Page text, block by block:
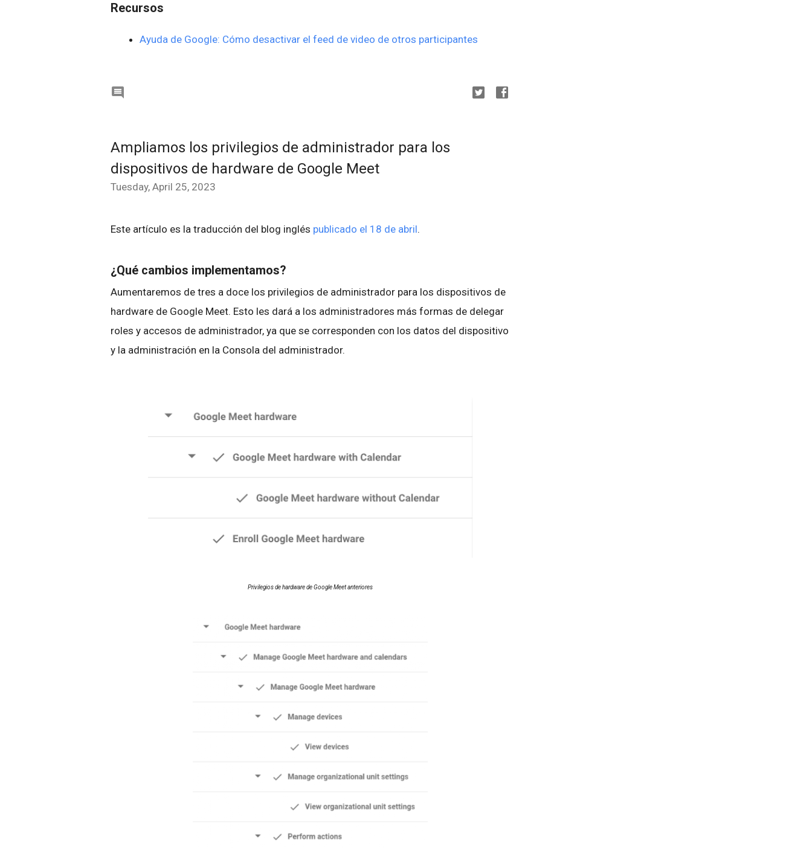
Recursos
Ayuda de Google: Cómo desactivar el feed de video de otros participantes

Ampliamos los privilegios de administrador para los
dispositivos de hardware de Google Meet
Tuesday, April 25, 2023
Este artículo es la traducción del blog inglés publicado el 18 de abril.
¿Qué cambios implementamos?
Aumentaremos de tres a doce los privilegios de administrador para los dispositivos de
hardware de Google Meet. Esto les dará a los administradores más formas de delegar
roles y accesos de administrador, ya que se corresponden con los datos del dispositivo
y la administración en la Consola del administrador.
Privilegios de hardware de Google Meet anteriores